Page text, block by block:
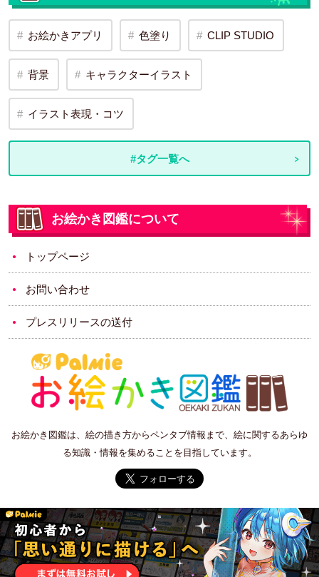
お絵かきアプリ 色塗り CLIP STUDIO
背景 キャラクターイラスト
イラスト表現・コツ
#タグ一覧へ
お絵かき図鑑について
トップページ
お問い合わせ
プレスリリースの送付
お絵かき図鑑は、絵の描き方からペンタブ情報まで、絵に関するあらゆ
る知識・情報を集めることを目指しています。